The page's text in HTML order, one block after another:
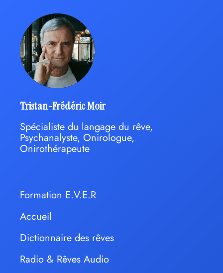
Tristan-Frédéric Moir
Spécialiste du langage du rêve,
Psychanalyste, Onirologue,
Onirothérapeute
Formation E.V.E.R
Accueil
Dictionnaire des rêves
Radio & Rêves Audio